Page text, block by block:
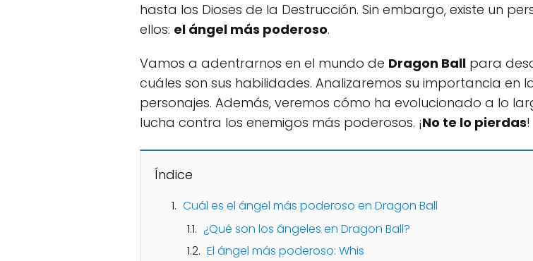
hasta los Dioses de la Destrucción. Sin embargo, existe un
ellos: el ángel más poderoso.
Vamos a adentrarnos en el mundo de Dragon Ball para
cuáles son sus habilidades. Analizaremos su importancia en
personajes. Además, veremos cómo ha evolucionado a lo
lucha contra los enemigos más poderosos. ¡No te lo pierdas!
Índice
Cuál es el ángel más poderoso en Dragon Ball
¿Qué son los ángeles en Dragon Ball?
El ángel más poderoso: Whis